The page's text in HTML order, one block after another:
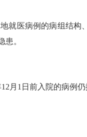
就医病例的病组结
。
月1日前入院的病例仍